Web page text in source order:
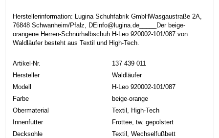
Herstellerinformation: Lugina Schuhfabrik GmbHWasgaustraße 2A,
76848 Schwanheim/Pfalz, DEinfo@lugina.de_____Der beige-
orangene Herren-Schnürhalbschuh H-Leo 920002-101/087 von
Waldläufer besteht aus Textil und High-Tech.
Artikel-Nr.
137 439 011
Hersteller
Waldläufer
Modell
H-Leo 920002-101/087
Farbe
beige-orange
Obermaterial
Textil, High-Tech
Innenfutter
Frottee, tw. gepolstert
Decksohle
Textil, Wechselfußbett